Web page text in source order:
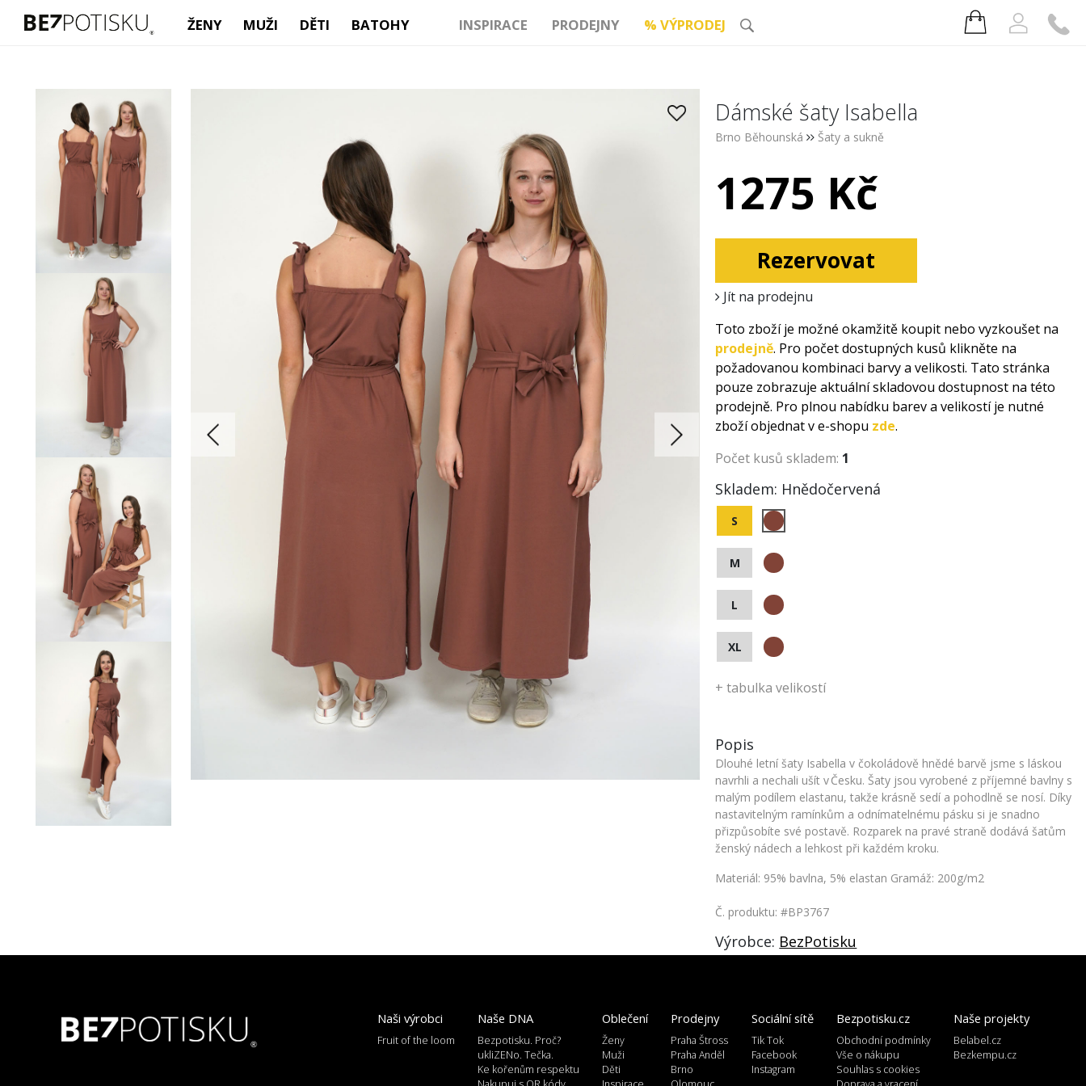
ŽENY MUŽI DĚTI BATOHY INSPIRACE PRODEJNY % VÝPRODEJ
Dámské šaty Isabella
Brno Běhounská Šaty a sukně
1275 Kč
Rezervovat
Jít na prodejnu
Toto zboží je možné okamžitě koupit nebo vyzkoušet na
prodejně. Pro počet dostupných kusů klikněte na
požadovanou kombinaci barvy a velikosti. Tato stránka
pouze zobrazuje aktuální skladovou dostupnost na této
prodejně. Pro plnou nabídku barev a velikostí je nutné
zboží objednat v e-shopu zde.
Počet kusů skladem: 1
Skladem: Hnědočervená
S
M
L
XL
+ tabulka velikostí
Popis
Dlouhé letní šaty Isabella v čokoládově hnědé barvě jsme s láskou
navrhli a nechali ušít v Česku. Šaty jsou vyrobené z příjemné bavlny s
malým podílem elastanu, takže krásně sedí a pohodlně se nosí. Díky
nastavitelným ramínkům a odnímatelnému pásku si je snadno
přizpůsobíte své postavě. Rozparek na pravé straně dodává šatům
ženský nádech a lehkost při každém kroku.
Materiál: 95% bavlna, 5% elastan Gramáž: 200g/m2
Č. produktu: #BP3767
Výrobce: BezPotisku
Naše projekty
Belabel.cz
Bezkempu.cz
Bezpotisku.cz
Obchodní podmínky
Vše o nákupu
Souhlas s cookies
Sociální sítě
Tik Tok
Facebook
Instagram
Prodejny
Praha Štross
Praha Anděl
Brno
Oblečení
Ženy
Muži
Děti
Naše DNA
Bezpotisku. Proč?
ukliZENo. Tečka.
Ke kořenům respektu
Naši výrobci
Fruit of the loom